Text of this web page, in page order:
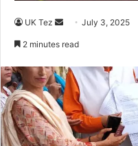
UK Tez
d
a
e
m
July 3, 2025
2 minutes read